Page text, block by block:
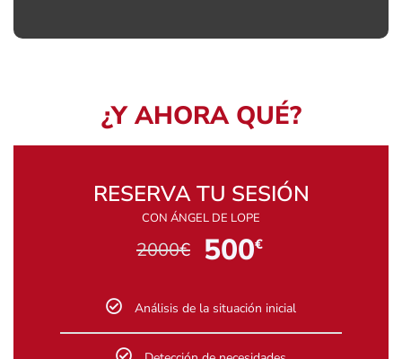
¿Y AHORA QUÉ?
RESERVA TU SESIÓN
CON ÁNGEL DE LOPE
2000€ 500€
Análisis de la situación inicial